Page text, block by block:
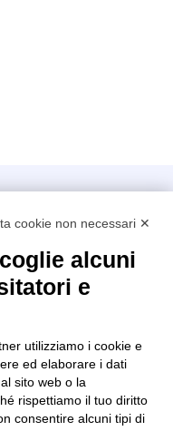
cookie non necessari ✕
alcuni
e
utilizziamo i cookie e
ed elaborare i dati
sito web o la
rispettiamo il tuo diritto
consentire alcuni tipi di